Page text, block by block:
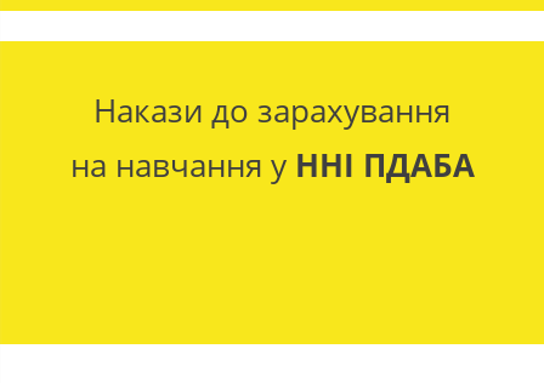
Накази до зарахування
на навчання у ННІ ПДАБА